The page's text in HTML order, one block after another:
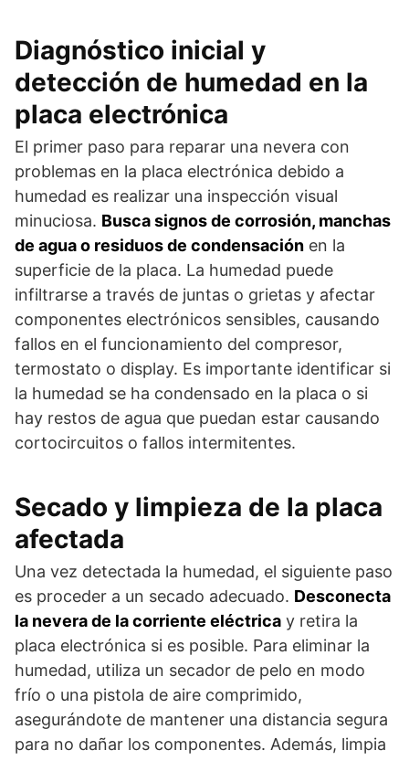
Diagnóstico inicial y
detección de humedad en la
placa electrónica
El primer paso para reparar una nevera con
problemas en la placa electrónica debido a
humedad es realizar una inspección visual
minuciosa. Busca signos de corrosión, manchas
de agua o residuos de condensación en la
superficie de la placa. La humedad puede
infiltrarse a través de juntas o grietas y afectar
componentes electrónicos sensibles, causando
fallos en el funcionamiento del compresor,
termostato o display. Es importante identificar si
la humedad se ha condensado en la placa o si
hay restos de agua que puedan estar causando
cortocircuitos o fallos intermitentes.
Secado y limpieza de la placa
afectada
Una vez detectada la humedad, el siguiente paso
es proceder a un secado adecuado. Desconecta
la nevera de la corriente eléctrica y retira la
placa electrónica si es posible. Para eliminar la
humedad, utiliza un secador de pelo en modo
frío o una pistola de aire comprimido,
asegurándote de mantener una distancia segura
para no dañar los componentes. Además, limpia